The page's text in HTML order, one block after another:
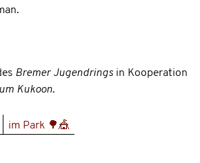
Bremer Jugendrings in Kooperation
Kukoon.
im Park 🌳🎪